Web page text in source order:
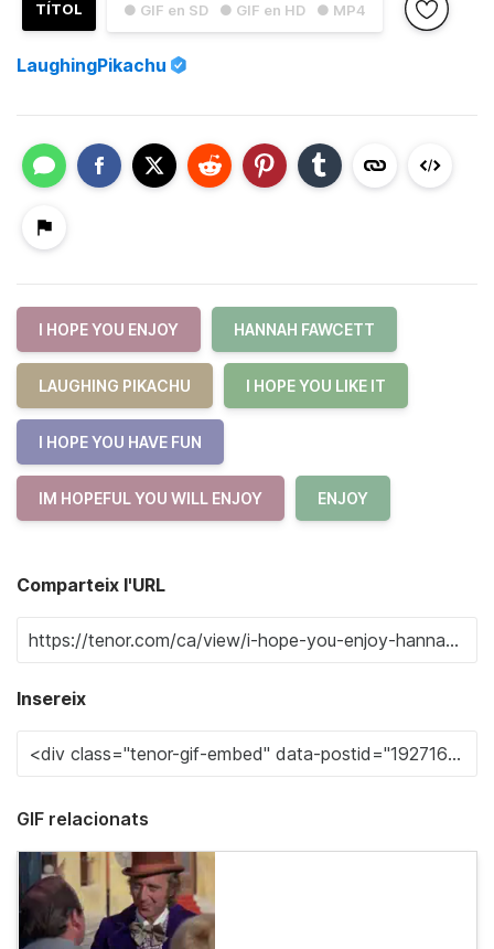
● GIF en SD ● GIF en HD ● MP4
TÍTOL
LaughingPikachu
I HOPE YOU ENJOY HANNAH FAWCETT
LAUGHING PIKACHU I HOPE YOU LIKE IT
I HOPE YOU HAVE FUN
IM HOPEFUL YOU WILL ENJOY ENJOY
Comparteix l'URL
Insereix
GIF relacionats